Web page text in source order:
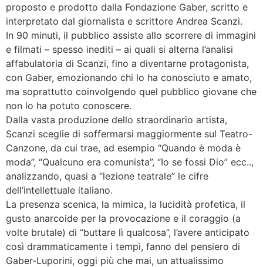
proposto e prodotto dalla Fondazione Gaber, scritto e
interpretato dal giornalista e scrittore Andrea Scanzi.
In 90 minuti, il pubblico assiste allo scorrere di immagini
e filmati – spesso inediti – ai quali si alterna l’analisi
affabulatoria di Scanzi, fino a diventarne protagonista,
con Gaber, emozionando chi lo ha conosciuto e amato,
ma soprattutto coinvolgendo quel pubblico giovane che
non lo ha potuto conoscere.
Dalla vasta produzione dello straordinario artista,
Scanzi sceglie di soffermarsi maggiormente sul Teatro-
Canzone, da cui trae, ad esempio “Quando è moda è
moda”, “Qualcuno era comunista”, “Io se fossi Dio” ecc..,
analizzando, quasi a “lezione teatrale” le cifre
dell’intellettuale italiano.
La presenza scenica, la mimica, la lucidità profetica, il
gusto anarcoide per la provocazione e il coraggio (a
volte brutale) di “buttare lì qualcosa”, l’avere anticipato
così drammaticamente i tempi, fanno del pensiero di
Gaber-Luporini, oggi più che mai, un attualissimo